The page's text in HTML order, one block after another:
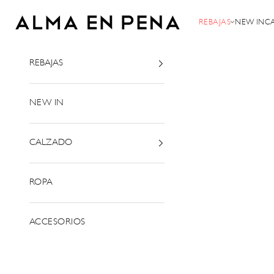
Alma en Pena
REBAJAS NEW IN
REBAJAS
NEW IN
CALZADO
ROPA
ACCESORIOS